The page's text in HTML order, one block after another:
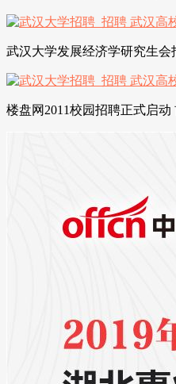
武汉大学发展经济学研究生会
楼盘网2011校园招聘正式启动